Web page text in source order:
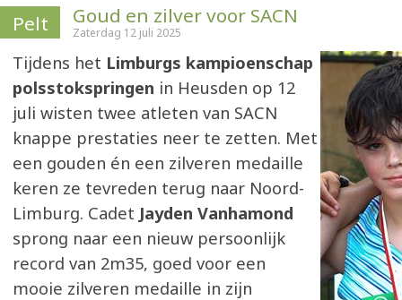
Pelt Goud en zilver voor SACN
Zaterdag 12 juli 2025
Tijdens het Limburgs kampioenschap
polsstokspringen in Heusden op 12
juli wisten twee atleten van SACN
knappe prestaties neer te zetten. Met
een gouden én een zilveren medaille
keren ze tevreden terug naar Noord-
Limburg. Cadet Jayden Vanhamond
sprong naar een nieuw persoonlijk
record van 2m35, goed voor een
mooie zilveren medaille in zijn